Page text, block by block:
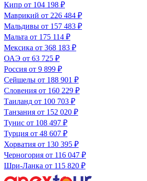
Кипр от 104 198 ₽
Маврикий от 226 484 ₽
Мальдивы от 157 483 ₽
Мальта от 175 114 ₽
Мексика от 368 183 ₽
ОАЭ от 63 725 ₽
Россия от 9 899 ₽
Сейшелы от 188 901 ₽
Словения от 160 229 ₽
Таиланд от 100 703 ₽
Танзания от 152 020 ₽
Тунис от 108 497 ₽
Турция от 48 607 ₽
Хорватия от 130 395 ₽
Черногория от 116 047 ₽
Шри-Ланка от 115 820 ₽